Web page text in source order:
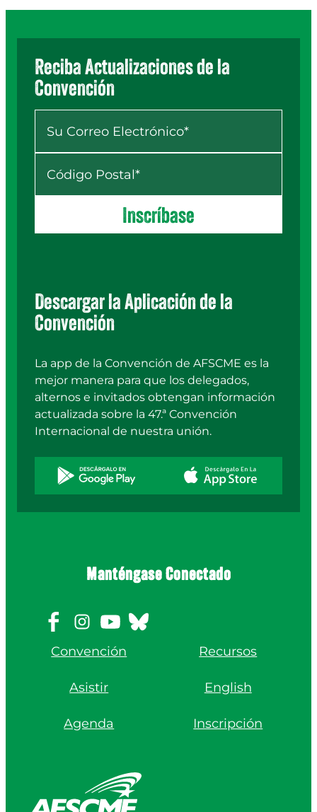
Reciba Actualizaciones de la
Convención
Inscríbase
Descargar la Aplicación de la
Convención
La app de la Convención de AFSCME es la
mejor manera para que los delegados,
alternos e invitados obtengan información
actualizada sobre la 47.ª Convención
Internacional de nuestra unión.
Manténgase Conectado
Convención
Asistir
Agenda
Recursos
English
Inscripción